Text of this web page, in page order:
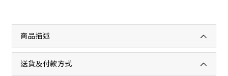
商品描述
送貨及付款方式